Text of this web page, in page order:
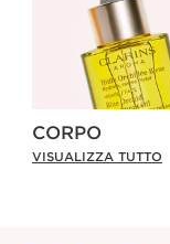
CORPO
VISUALIZZA TUTTO